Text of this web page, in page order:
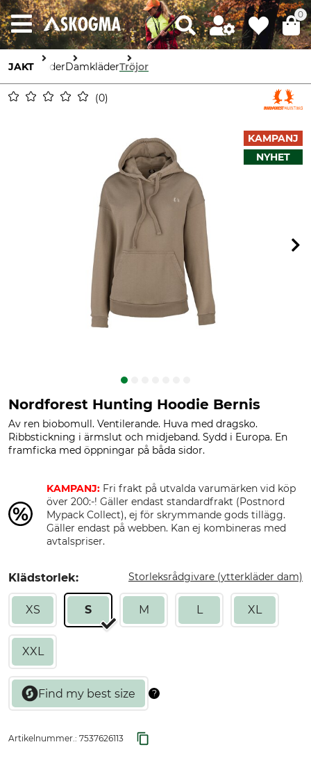
0
JAKT KläderDamkläderTröjor
0
KAMPANJ
NYHET
Nordforest Hunting Hoodie Bernis
Av ren biobomull. Ventilerande. Huva med dragsko.
Ribbstickning i ärmslut och midjeband. Sydd i Europa. En
framficka med öppningar på båda sidor.
KAMPANJ: Fri frakt på utvalda varumärken vid köp
över 200:-! Gäller endast standardfrakt (Postnord
Mypack Collect), ej för skrymmande gods tillägg.
Gäller endast på webben. Kan ej kombineras med
avtalspriser.
Klädstorlek: Storleksrådgivare (ytterkläder dam)
XS S M L XL
XXL
Artikelnummer.: 7537626113